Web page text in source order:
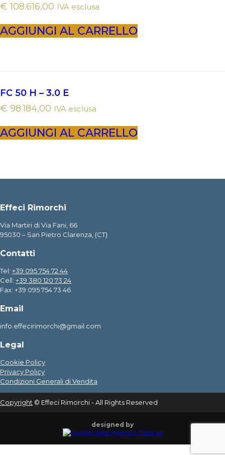
€ 108.616,00 IVA esclusa
AGGIUNGI AL CARRELLO
FC 50 H – 3.0 E
€ 98.184,00 IVA esclusa
AGGIUNGI AL CARRELLO
Effeci Rimorchi
Via Martiri di Via Fani, 66
95030 – San Pietro Clarenza, (CT)
Contatti
Tel: +39 095 754 72 44
Cell: +39 380 120 73 24
Fax: +39 095 754 73 46
Email
info.effecirimorchi@gmail.com
Legal
Cookie Policy
Privacy Policy
Condizioni Generali di Vendita
Copyright © Effeci Rimorchi - All Rights Reserved
designed by